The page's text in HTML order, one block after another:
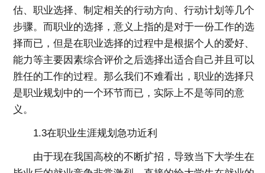
估、职业选择、制定相关的行动方向、行动计划等几个
步骤。而职业的选择，意义上指的是对于一份工作的选
择而已，但是在职业选择的过程中是根据个人的爱好、
能力等主要因素综合评价之后选择出适合自己并且可以
胜任的工作的过程。那么我们不难看出，职业的选择只
是职业规划中的一个环节而已，实际上不是等同的意
义。
1.3在职业生涯规划急功近利
由于现在我国高校的不断扩招，导致当下大学生在